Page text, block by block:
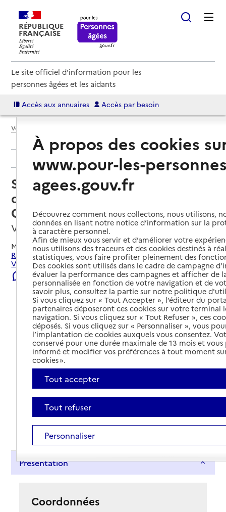
RÉPUBLIQUE
FRANÇAISE
Le site officiel d'information pour les
personnes âgées et les aidants
Accès aux annuaires Accès par besoin
Voir le fil d’Ariane
Retour aux résultats de l'annuaire
Service de soins infirmiers à
domicile – SSIAD ADMR Terre de
Camargue
Vauvert, GARD
Mis à jour le06/08/2026
Rechercher les établissements et services autour de
Vauvert.
Signaler une erreur
Tout déplier
Présentation
Coordonnées
À propos des cookies
www.pour-les-
agees.gouv.fr
Découvrez comment nous collectons, nous utilisons,
données en lisant notre notice d’information sur la
à caractère personnel.
Afin de mieux vous servir et d’améliorer votre
nous utilisons des traceurs et des cookies destinés à
statistiques, vous faire profiter pleinement des
Des cookies sont utilisés dans le cadre de campagne
évaluer la performance des campagnes et afficher de
personnalisée en fonction de votre navigation et de
savoir plus, consultez la partie sur notre politique
Si vous cliquez sur « Tout Accepter », l’éditeur du
partenaires déposeront ces cookies sur votre terminal
navigation. Si vous cliquez sur « Tout Refuser », ces
déposés. Si vous cliquez sur « Personnaliser », vous
l’implantation de cookies auxquels vous consentez.
conservé pour une durée maximale de 13 mois et
informé et modifier vos préférences à tout moment
cookies ».
Tout accepter
Tout refuser
Personnaliser